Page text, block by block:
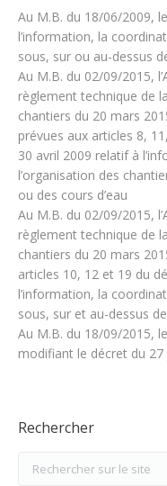
Au M.B. du 18/06/2009,
l’information, la
sous, sur ou au-dessus
Au M.B. du 02/09/2015,
règlement technique de
chantiers du 20 mars
prévues aux articles 8,
30 avril 2009 relatif à
l’organisation des
ou des cours d’eau
Au M.B. du 02/09/2015,
règlement technique de
chantiers du 20 mars
articles 10, 12 et 19 du
l’information, la
sous, sur et au-dessus
Au M.B. du 18/09/2015,
modifiant le décret du
Rechercher